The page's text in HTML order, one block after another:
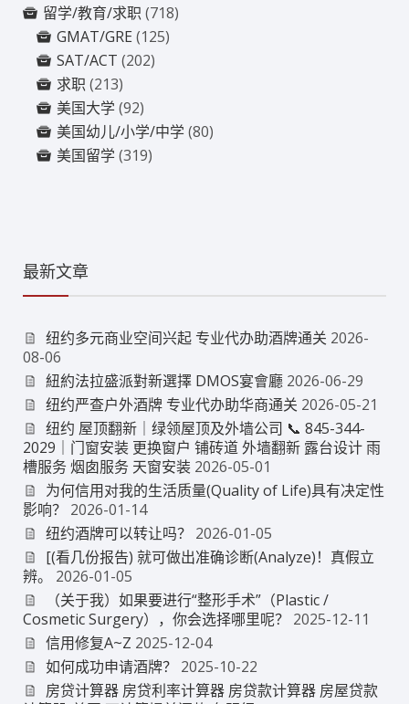
留学/教育/求职 (718)
GMAT/GRE (125)
SAT/ACT (202)
求职 (213)
美国大学(92)
美国幼儿/小学/中学(80)
美国留学(319)
最新文章
纽约多元商业空间兴起 专业代办助酒牌通关 2026-
08-06
紐約法拉盛派對新選擇 DMOS宴會廳 2026-06-29
纽约严查户外酒牌 专业代办助华商通关 2026-05-21
纽约 屋顶翻新｜绿领屋顶及外墙公司 📞 845-344-
2029｜门窗安装 更换窗户 铺砖道 外墙翻新 露台设计 雨
槽服务 烟囱服务 天窗安装 2026-05-01
为何信用对我的生活质量(Quality of Life)具有决定性
影响？ 2026-01-14
纽约酒牌可以转让吗？ 2026-01-05
[(看几份报告) 就可做出准确诊断(Analyze)！真假立
辨。
2026-01-05
（关于我）如果要进行“整形手术”（Plastic /
Cosmetic Surgery），你会选择哪里呢？ 2025-12-11
信用修复A~Z 2025-12-04
如何成功申请酒牌？ 2025-10-22
房贷计算器 房贷利率计算器 房贷款计算器 房屋贷款